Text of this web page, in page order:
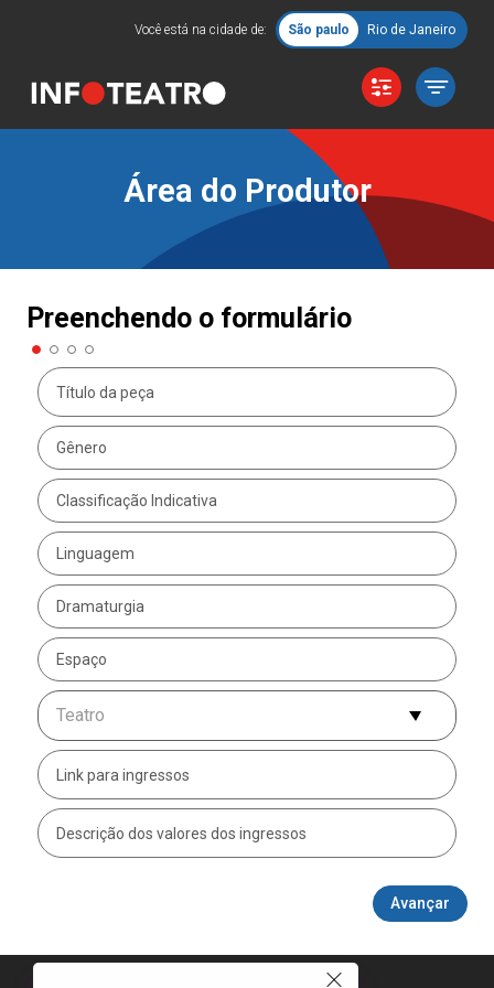
Você está na cidade de: São paulo Rio de Janeiro
Área do Produtor
Preenchendo o formulário
Teatro
Avançar